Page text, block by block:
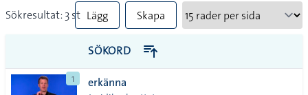
Sökresultat: 3 st Lägg
till
alla i
Skapa
PDF
SÖKORD
1 erkänna